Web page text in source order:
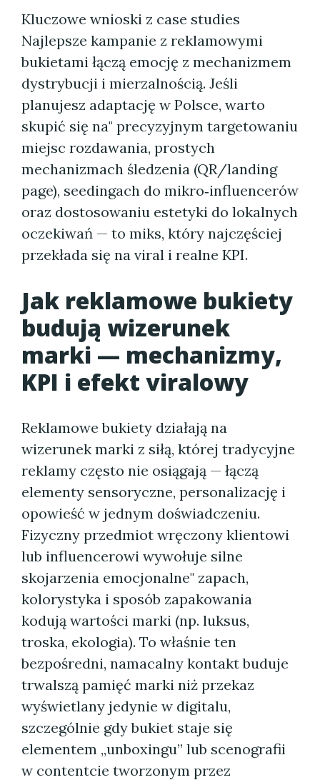
Kluczowe wnioski z case studies
Najlepsze kampanie z reklamowymi
bukietami łączą emocję z mechanizmem
dystrybucji i mierzalnością. Jeśli
planujesz adaptację w Polsce, warto
skupić się na" precyzyjnym targetowaniu
miejsc rozdawania, prostych
mechanizmach śledzenia (QR/landing
page), seedingach do mikro‑influencerów
oraz dostosowaniu estetyki do lokalnych
oczekiwań — to miks, który najczęściej
przekłada się na viral i realne KPI.
Jak reklamowe bukiety
budują wizerunek
marki — mechanizmy,
KPI i efekt viralowy
Reklamowe bukiety działają na
wizerunek marki z siłą, której tradycyjne
reklamy często nie osiągają — łączą
elementy sensoryczne, personalizację i
opowieść w jednym doświadczeniu.
Fizyczny przedmiot wręczony klientowi
lub influencerowi wywołuje silne
skojarzenia emocjonalne" zapach,
kolorystyka i sposób zapakowania
kodują wartości marki (np. luksus,
troska, ekologia). To właśnie ten
bezpośredni, namacalny kontakt buduje
trwalszą pamięć marki niż przekaz
wyświetlany jedynie w digitalu,
szczególnie gdy bukiet staje się
elementem „unboxingu” lub scenografii
w contentcie tworzonym przez